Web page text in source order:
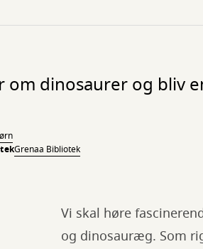
om dinosaurer og bliv
Grenaa Bibliotek
Vi skal høre
og dinosauræg. Som